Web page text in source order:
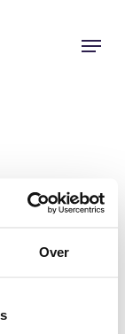
Over
Menu
Close